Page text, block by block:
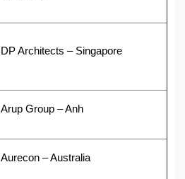
DP Architects – Singapore
Arup Group – Anh
Aurecon – Australia